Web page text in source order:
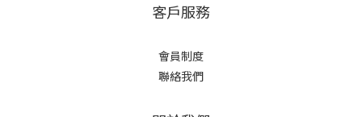
客戶服務
會員制度
聯絡我們